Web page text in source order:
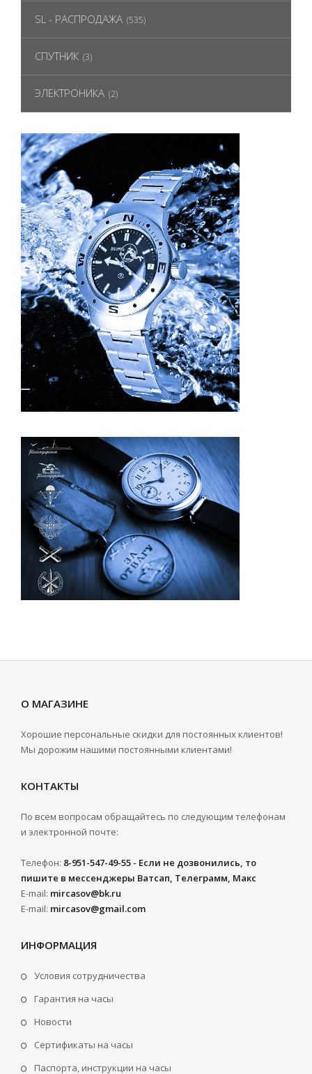
SL - РАСПРОДАЖА (535)
СПУТНИК (3)
ЭЛЕКТРОНИКА (2)
О МАГАЗИНЕ
Хорошие персональные скидки для постоянных клиентов!
Мы дорожим нашими постоянными клиентами!
КОНТАКТЫ
По всем вопросам обращайтесь по следующим телефонам
и электронной почте:
Телефон: 8-951-547-49-55 - Если не дозвонились, то
пишите в мессенджеры Ватсап, Телеграмм, Макс
E-mail: mircasov@bk.ru
E-mail: mircasov@gmail.com
ИНФОРМАЦИЯ
Условия сотрудничества
Гарантия на часы
Новости
Сертификаты на часы
Паспорта, инструкции на часы